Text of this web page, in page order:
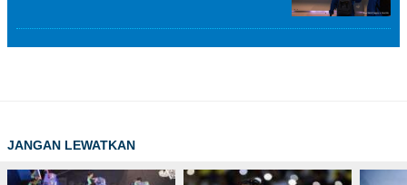
JANGAN LEWATKAN